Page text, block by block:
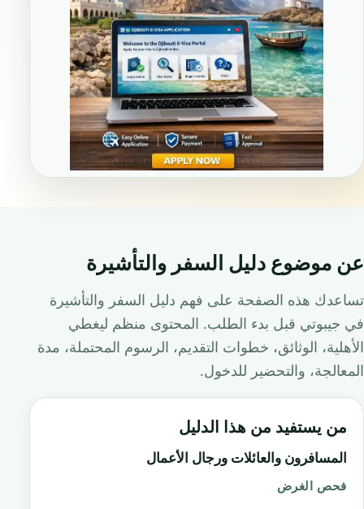
عن موضوع دليل السفر والتأشيرة
تساعدك هذه الصفحة على فهم دليل السفر والتأشيرة
في جيبوتي قبل بدء الطلب. المحتوى منظم ليغطي
الأهلية، الوثائق، خطوات التقديم، الرسوم المحتملة، مدة
المعالجة، والتحضير للدخول.
من يستفيد من هذا الدليل
المسافرون والعائلات ورجال الأعمال
فحص الغرض